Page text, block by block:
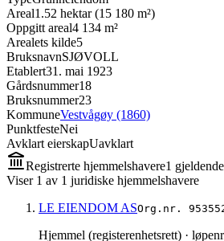
Areal1.52 hektar (15 180 m²)
Oppgitt areal4 134 m²
Arealets kilde5
BruksnavnSJØVOLL
Etablert31. mai 1923
Gårdsnummer18
Bruksnummer23
KommuneVestvågøy (1860)
PunktfesteNei
Avklart eierskapUavklart
Registrerte hjemmelshavere1 gjeldende
Viser 1 av 1 juridiske hjemmelshavere
LE EIENDOM ASOrg.nr.
Hjemmel (registerenhetsrett) ·